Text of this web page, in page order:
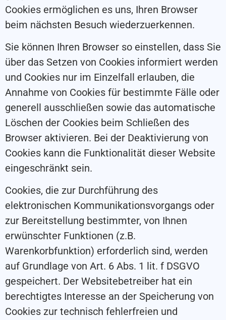
Cookies ermöglichen es uns, Ihren Browser
beim nächsten Besuch wiederzuerkennen.
Sie können Ihren Browser so einstellen, dass Sie
über das Setzen von Cookies informiert werden
und Cookies nur im Einzelfall erlauben, die
Annahme von Cookies für bestimmte Fälle oder
generell ausschließen sowie das automatische
Löschen der Cookies beim Schließen des
Browser aktivieren. Bei der Deaktivierung von
Cookies kann die Funktionalität dieser Website
eingeschränkt sein.
Cookies, die zur Durchführung des
elektronischen Kommunikationsvorgangs oder
zur Bereitstellung bestimmter, von Ihnen
erwünschter Funktionen (z.B.
Warenkorbfunktion) erforderlich sind, werden
auf Grundlage von Art. 6 Abs. 1 lit. f DSGVO
gespeichert. Der Websitebetreiber hat ein
berechtigtes Interesse an der Speicherung von
Cookies zur technisch fehlerfreien und